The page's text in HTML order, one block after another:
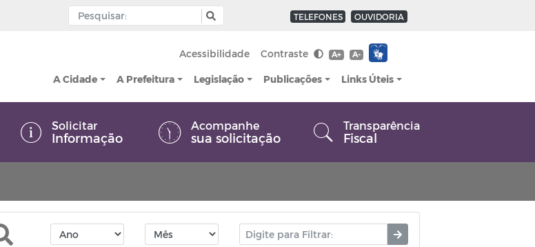
TELEFONES OUVIDORIA
Acessibilidade Contraste A+ A-
A Cidade A Prefeitura Legislação Publicações Links Úteis
Solicitar
Informação
Acompanhe
sua solicitação
Transparência
Fiscal